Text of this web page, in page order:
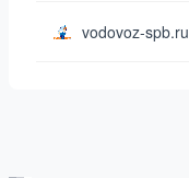
vodovoz-spb.ru